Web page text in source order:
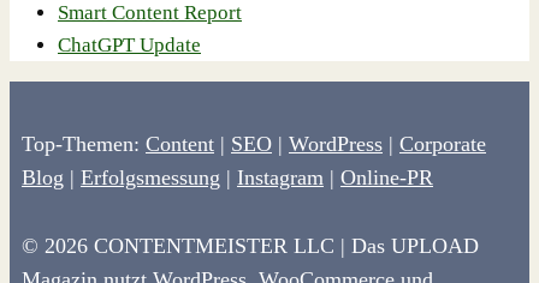
Smart Content Report
ChatGPT Update
Top-Themen: Content | SEO | WordPress | Corporate
Blog | Erfolgsmessung | Instagram | Online-PR
© 2026 CONTENTMEISTER LLC | Das UPLOAD